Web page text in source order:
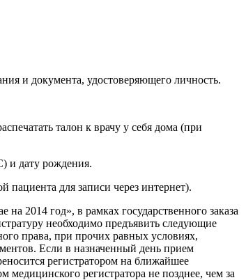
и документа, удостоверяющего личность.
талон к врачу у себя дома (при
и дату рождения.
пациента для записи через интернет).
2014 год», в рамках государственного заказа
необходимо предъявить следующие
права, при прочих равных условиях,
Если в назначенный день прием
регистратором на ближайшее
регистратора не позднее, чем за